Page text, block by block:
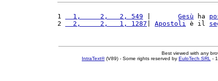
1
  1,     2,   2, 549
Gesù ha
2
  2,     2,   1, 1287
Apostoli è il
Best viewed with any
IntraText®(V89) - Some rights reserved by EuloTech SRL -